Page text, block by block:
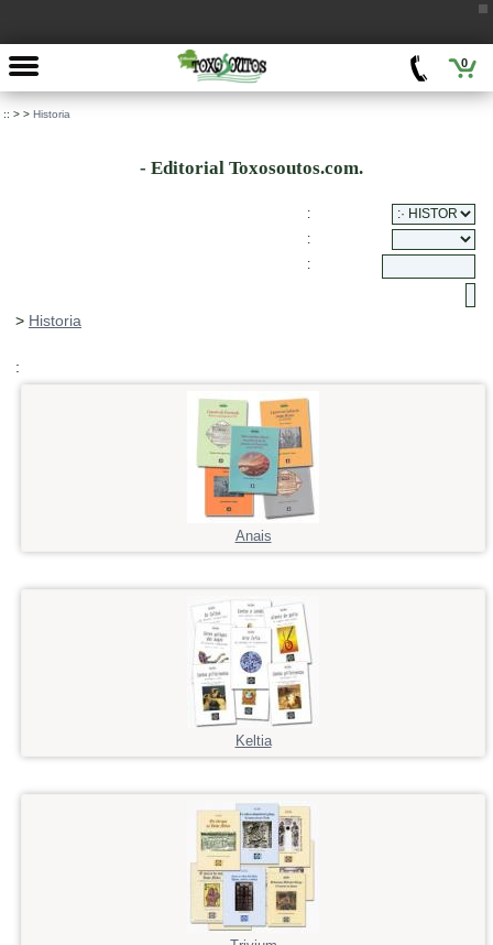
0
:: > > Historia
- Editorial Toxosoutos.com.
:
:
:
> Historia
:
Anais
Keltia